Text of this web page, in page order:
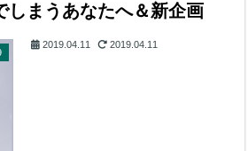
しまうあなたへ＆新企画
2019.04.11 2019.04.11